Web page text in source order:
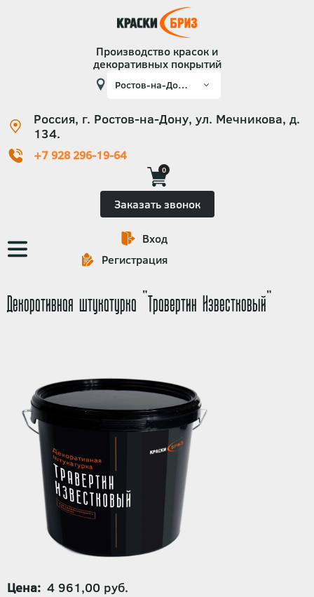
Производство красок и
декоративных покрытий
Россия, г. Ростов-на-Дону, ул. Мечникова, д.
134.
+7 928 296-19-64
0
Заказать звонок
Основная
навигация
Вход
Регистрация
Декоративная штукатурка "Травертин Известковый"
Цена 4 961,00 руб.